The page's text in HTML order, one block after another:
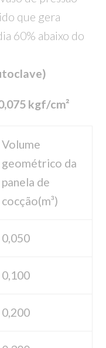
que gera
60% abaixo do
kgf/cm²
Volume
geométrico da
panela de
cocção(m³)
0,050
0,100
0,200